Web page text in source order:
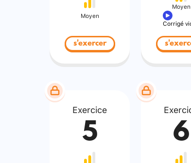
Moyen
s'exercer
Moyen
Corrigé
Exercice
5 6